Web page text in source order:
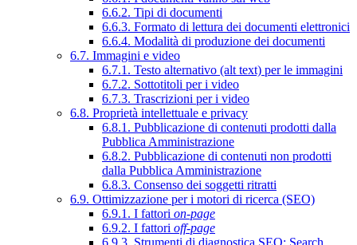
6.6.2. Tipi di documenti
6.6.3. Formato di lettura dei documenti elettronici
6.6.4. Modalità di produzione dei documenti
6.7. Immagini e video
6.7.1. Testo alternativo (alt text) per le immagini
6.7.2. Sottotitoli per i video
6.7.3. Trascrizioni per i video
6.8. Proprietà intellettuale e privacy
6.8.1. Pubblicazione di contenuti prodotti dalla
Pubblica Amministrazione
6.8.2. Pubblicazione di contenuti non prodotti
dalla Pubblica Amministrazione
6.8.3. Consenso dei soggetti ritratti
6.9. Ottimizzazione per i motori di ricerca (SEO)
6.9.1. I fattori on-page
6.9.2. I fattori off-page
6.9.3. Strumenti di diagnostica SEO: Search